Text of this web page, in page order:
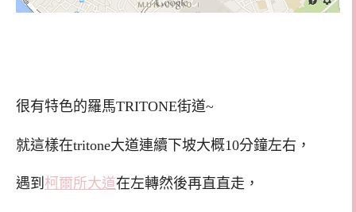
很有特色的羅馬TRITONE街道~
就這樣在tritone大道連續下坡大概10分鐘左右，
遇到 柯爾所大道在左轉然後再直直走，